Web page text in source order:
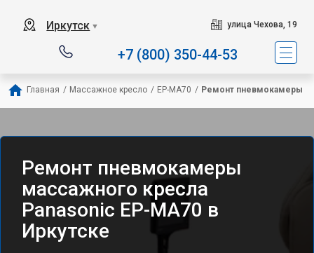
Иркутск ▼ улица Чехова, 19
+7 (800) 350-44-53
Главная / Массажное кресло / EP-MA70 / Ремонт пневмокамеры
Ремонт пневмокамеры
массажного кресла
Panasonic EP-MA70 в
Иркутске